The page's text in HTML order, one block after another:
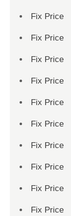
Fix Price
Fix Price
Fix Price
Fix Price
Fix Price
Fix Price
Fix Price
Fix Price
Fix Price
Fix Price